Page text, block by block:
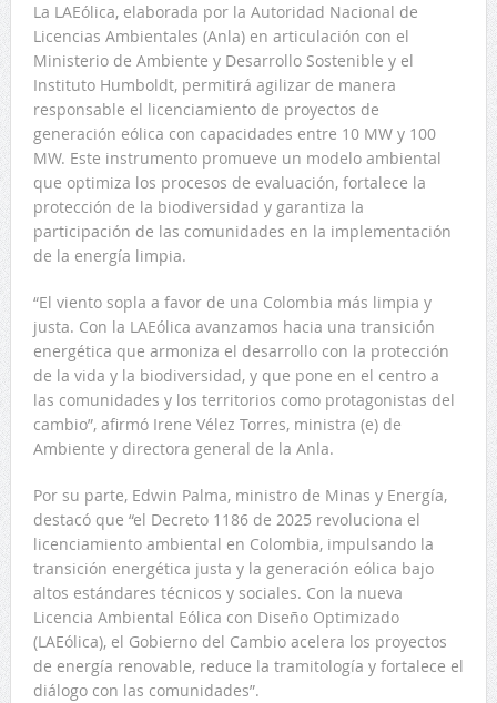
La LAEólica, elaborada por la Autoridad Nacional de
Licencias Ambientales (Anla) en articulación con el
Ministerio de Ambiente y Desarrollo Sostenible y el
Instituto Humboldt, permitirá agilizar de manera
responsable el licenciamiento de proyectos de
generación eólica con capacidades entre 10 MW y 100
MW. Este instrumento promueve un modelo ambiental
que optimiza los procesos de evaluación, fortalece la
protección de la biodiversidad y garantiza la
participación de las comunidades en la implementación
de la energía limpia.
“El viento sopla a favor de una Colombia más limpia y
justa. Con la LAEólica avanzamos hacia una transición
energética que armoniza el desarrollo con la protección
de la vida y la biodiversidad, y que pone en el centro a
las comunidades y los territorios como protagonistas del
cambio”, afirmó Irene Vélez Torres, ministra (e) de
Ambiente y directora general de la Anla.
Por su parte, Edwin Palma, ministro de Minas y Energía,
destacó que “el Decreto 1186 de 2025 revoluciona el
licenciamiento ambiental en Colombia, impulsando la
transición energética justa y la generación eólica bajo
altos estándares técnicos y sociales. Con la nueva
Licencia Ambiental Eólica con Diseño Optimizado
(LAEólica), el Gobierno del Cambio acelera los proyectos
de energía renovable, reduce la tramitología y fortalece el
diálogo con las comunidades”.